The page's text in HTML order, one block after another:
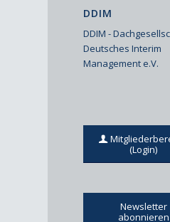
DDIM
DDIM -
Deutsches Interim
Management e.V.
(Login)
Newsletter
abonnieren